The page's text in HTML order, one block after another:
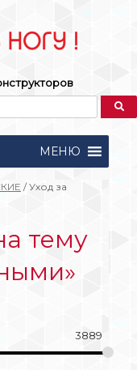
МЕНЮ
/ Уход за
тему
3889